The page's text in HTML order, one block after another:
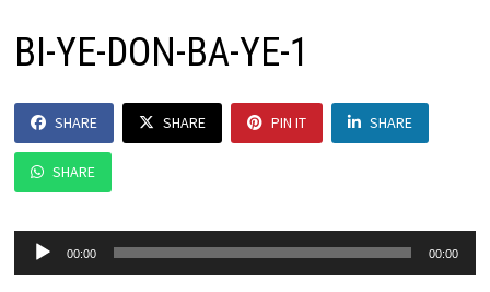
BI-YE-DON-BA-YE-1
SHARE SHARE PIN IT SHARE
SHARE
Lecteur
audio
00:00 00:00